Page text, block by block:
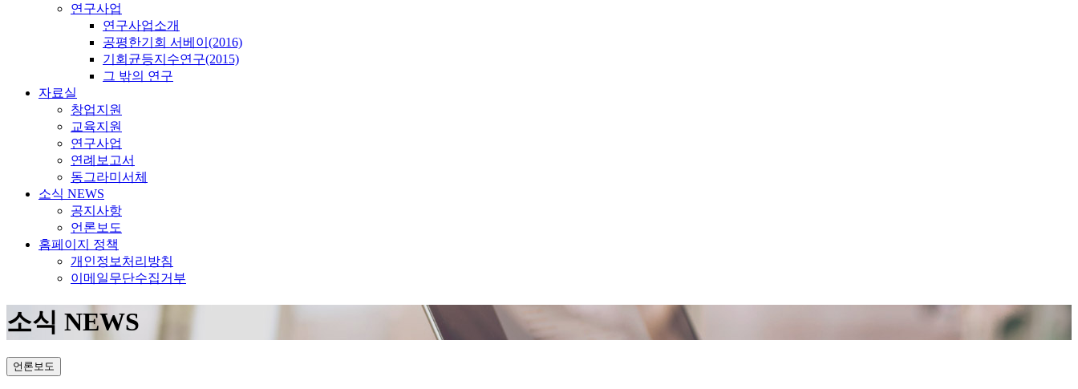
연구사업
연구사업소개
공평한기회 서베이(2016)
기회균등지수연구(2015)
그 밖의 연구
자료실
창업지원
교육지원
연구사업
연례보고서
동그라미서체
소식 NEWS
공지사항
언론보도
홈페이지 정책
개인정보처리방침
이메일무단수집거부
소식 NEWS
언론보도